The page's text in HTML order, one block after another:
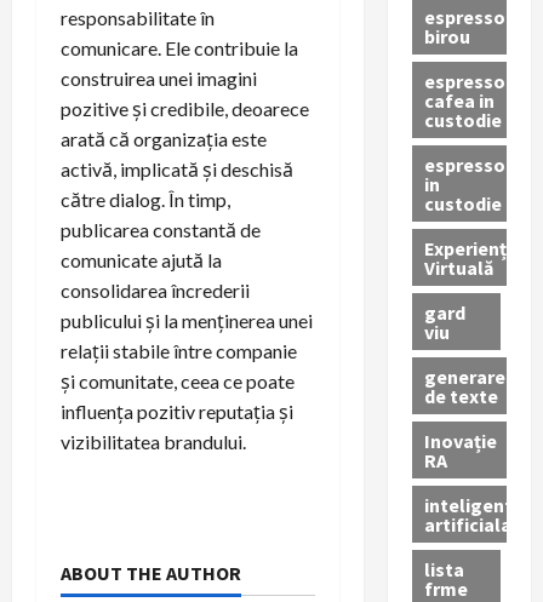
responsabilitate în
comunicare. Ele contribuie la
construirea unei imagini
pozitive și credibile, deoarece
arată că organizația este
activă, implicată și deschisă
către dialog. În timp,
publicarea constantă de
comunicate ajută la
consolidarea încrederii
publicului și la menținerea unei
relații stabile între companie
și comunitate, ceea ce poate
influența pozitiv reputația și
vizibilitatea brandului.
ABOUT THE AUTHOR
espressor
birou
espressor
cafea in
custodie
espressor
in
custodie
Experiență
Virtuală
gard
viu
generare
de texte
Inovație
RA
inteligenta
artificiala
lista
frme